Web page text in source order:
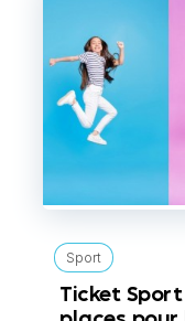
Sport
Ticket